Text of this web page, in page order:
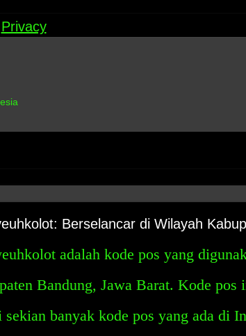
Privacy
Berselancar di Wilayah
adalah kode pos yang
Bandung, Jawa Barat. Kode pos
sekian banyak kode pos yang ada di